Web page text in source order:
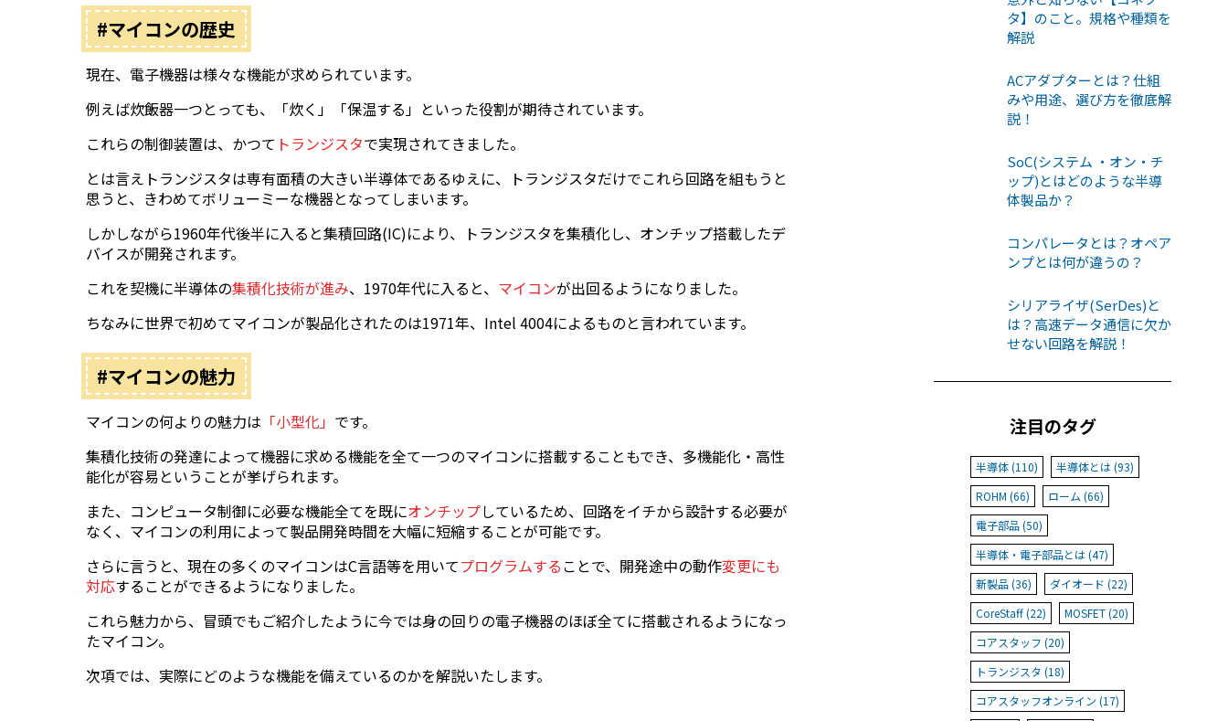
#マイコンの歴史
現在、電子機器は様々な機能が求められています。
例えば炊飯器一つとっても、「炊く」「保温する」といった役割が期待されています。
これらの制御装置は、かつて トランジスタで実現されてきました。
とは言えトランジスタは専有面積の大きい半導体であるゆえに、トランジスタだけでこれら回路を組もうと
思うと、きわめてボリューミーな機器となってしまいます。
しかしながら1960年代後半に入ると集積回路(IC)により、トランジスタを集積化し、オンチップ搭載したデ
バイスが開発されます。
これを契機に半導体の集積化技術が進み、1970年代に入ると、 マイコンが出回るようになりました。
ちなみに世界で初めてマイコンが製品化されたのは1971年、Intel 4004によるものと言われています。
#マイコンの魅力
マイコンの何よりの魅力は 「小型化」 です。
集積化技術の発達によって機器に求める機能を全て一つのマイコンに搭載することもでき、多機能化・高性
能化が容易ということが挙げられます。
また、コンピュータ制御に必要な機能全てを既にオンチップしているため、回路をイチから設計する必要が
なく、マイコンの利用によって製品開発時間を大幅に短縮することが可能です。
さらに言うと、現在の多くのマイコンはC言語等を用いてプログラムすることで、開発途中の動作変更にも
対応することができるようになりました。
これら魅力から、冒頭でもご紹介したように今では身の回りの電子機器のほぼ全てに搭載されるようになっ
たマイコン。
次項では、実際にどのような機能を備えているのかを解説いたします。
タ】のこと。規格や種類を
解説
ACアダプターとは？仕組
みや用途、選び方を徹底解
説！
SoC(システム ・オン・チ
ップ)とはどのような半導
体製品か？
コンパレータとは？オペア
ンプとは何が違うの？
シリアライザ(SerDes)と
は？高速データ通信に欠か
せない回路を解説！
注目のタグ
半導体 (110)
半導体とは (93)
ROHM (66)
ローム (66)
電子部品 (50)
半導体・電子部品とは (47)
新製品 (36)
ダイオード (22)
CoreStaff (22)
MOSFET (20)
コアスタッフ (20)
トランジスタ (18)
コアスタッフオンライン (17)